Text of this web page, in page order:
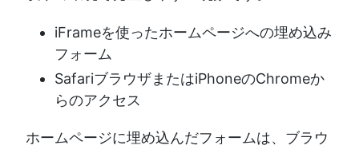
iFrameを使ったホームページへの埋め込み
フォーム
SafariブラウザまたはiPhoneのChromeか
らのアクセス
ホームページに埋め込んだフォームは、ブラウ